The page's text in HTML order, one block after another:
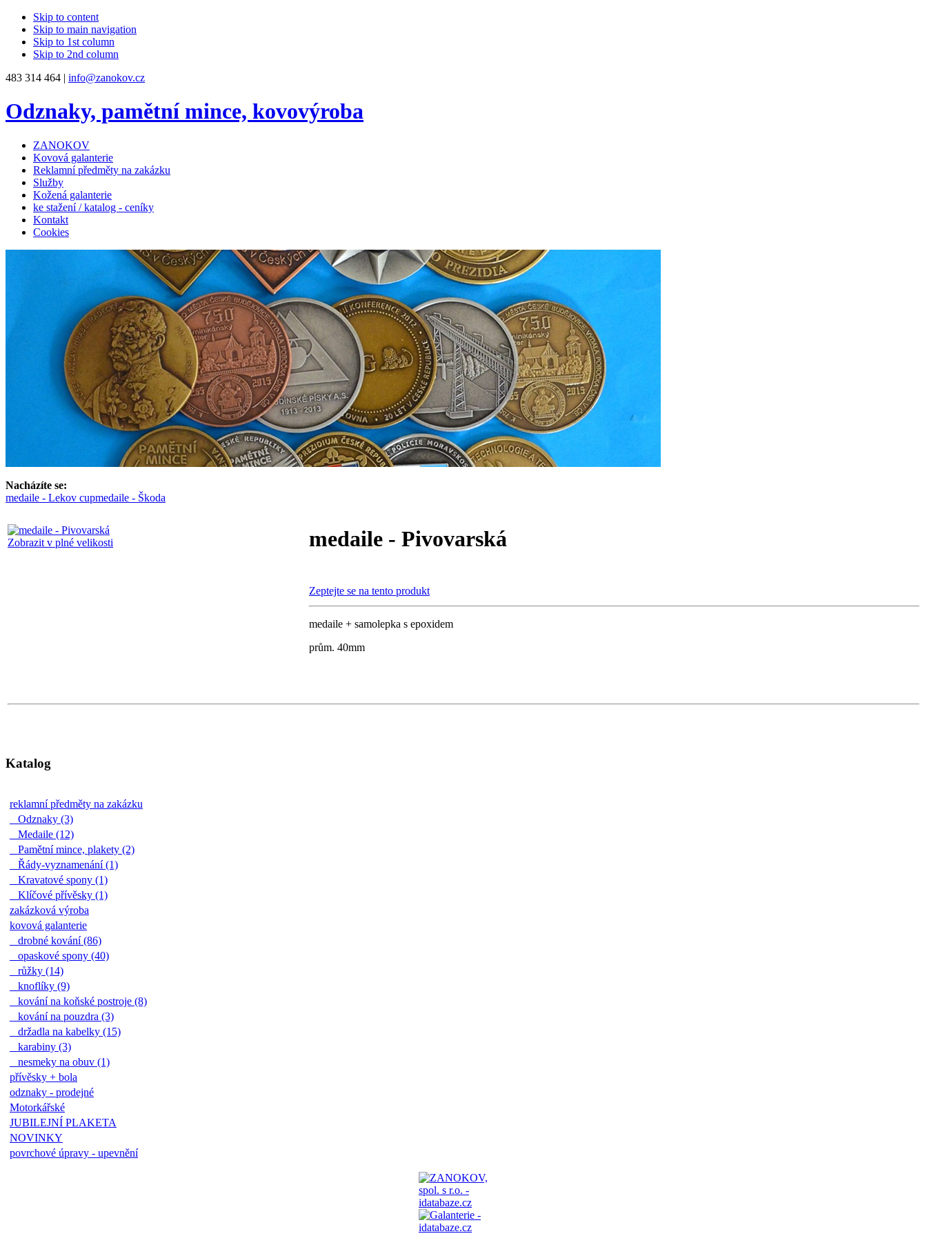
Skip to content
Skip to main navigation
Skip to 1st column
Skip to 2nd column
483 314 464 | info@zanokov.cz
Odznaky, pamětní mince, kovovýroba
ZANOKOV
Kovová galanterie
Reklamní předměty na zakázku
Služby
Kožená galanterie
ke stažení / katalog - ceníky
Kontakt
Cookies
Nacházíte se:
medaile - Lekov cupmedaile - Škoda
Zobrazit v plné velikosti medaile - Pivovarská
Zeptejte se na tento produkt
medaile + samolepka s epoxidem
prům. 40mm
Katalog
reklamní předměty na zakázku
Odznaky (3)
Medaile (12)
Pamětní mince, plakety (2)
Řády-vyznamenání (1)
Kravatové spony (1)
Klíčové přívěsky (1)
zakázková výroba
kovová galanterie
drobné kování (86)
opaskové spony (40)
růžky (14)
knoflíky (9)
kování na koňské postroje (8)
kování na pouzdra (3)
držadla na kabelky (15)
karabiny (3)
nesmeky na obuv (1)
přívěsky + bola
odznaky - prodejné
Motorkářské
JUBILEJNÍ PLAKETA
NOVINKY
povrchové úpravy - upevnění